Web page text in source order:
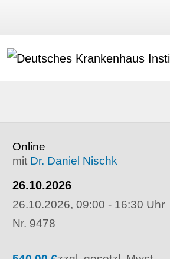
Online
mit Dr. Daniel Nischk
26.10.2026
26.10.2026, 09:00 - 16:30 Uhr
Nr. 9478